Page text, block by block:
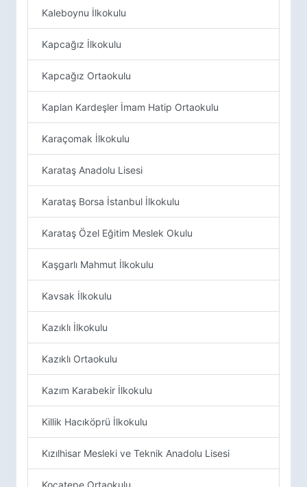
Kaleboynu İlkokulu
Kapcağız İlkokulu
Kapcağız Ortaokulu
Kaplan Kardeşler İmam Hatip Ortaokulu
Karaçomak İlkokulu
Karataş Anadolu Lisesi
Karataş Borsa İstanbul İlkokulu
Karataş Özel Eğitim Meslek Okulu
Kaşgarlı Mahmut İlkokulu
Kavsak İlkokulu
Kazıklı İlkokulu
Kazıklı Ortaokulu
Kazım Karabekir İlkokulu
Killik Hacıköprü İlkokulu
Kızılhisar Mesleki ve Teknik Anadolu Lisesi
Kocatepe Ortaokulu